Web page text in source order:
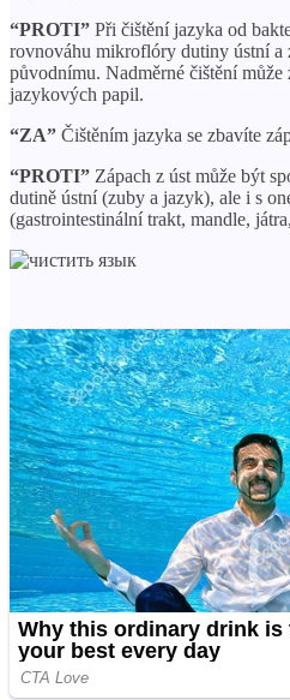
“PROTI” Při čištění jazyka od
rovnováhu mikroflóry dutiny ústní a
původnímu. Nadměrné čištění může
jazykových papil.
“ZA” Čištěním jazyka se zbavíte
“PROTI” Zápach z úst může být
dutině ústní (zuby a jazyk), ale i s
(gastrointestinální trakt, mandle,